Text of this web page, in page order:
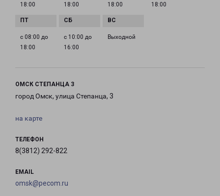
18:00
18:00
18:00
18:00
с 08:00 до
18:00
с 10:00 до
16:00
Выходной
ОМСК СТЕПАНЦА 3
город Омск, улица Степанца, 3
на карте
ТЕЛЕФОН
8(3812) 292-822
EMAIL
omsk@pecom.ru